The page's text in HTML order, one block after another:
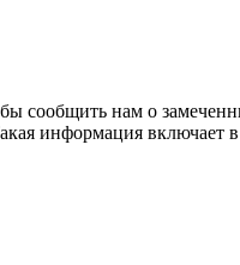
сообщить нам о
информация